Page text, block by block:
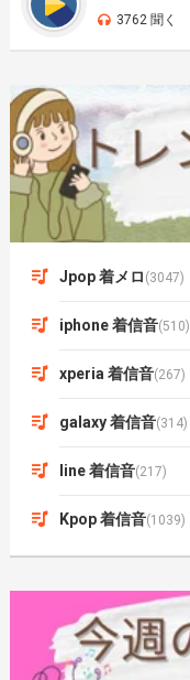
3762 聞く
Jpop 着メロ (3047)
iphone 着信音(510)
xperia 着信音(267)
galaxy 着信音(314)
line 着信音(217)
Kpop 着信音(1039)